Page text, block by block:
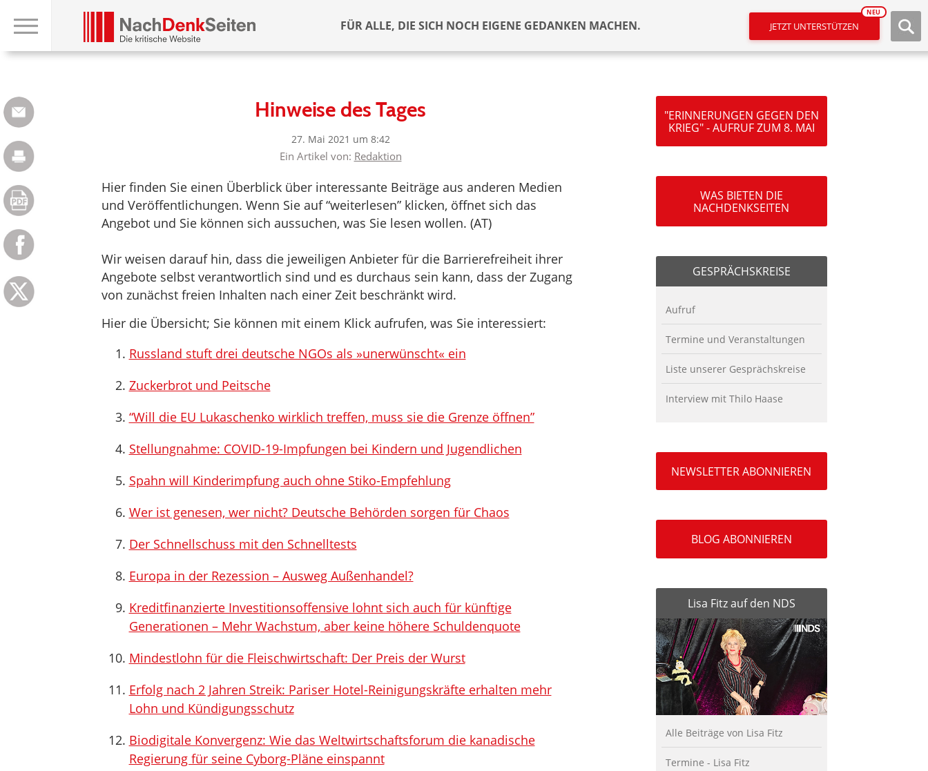
FÜR ALLE, DIE SICH NOCH EIGENE GEDANKEN MACHEN. JETZT UNTERSTÜTZEN
NEU
Hinweise des Tages
27. Mai 2021 um 8:42
Ein Artikel von: Redaktion
Hier finden Sie einen Überblick über interessante Beiträge aus anderen Medien
und Veröffentlichungen. Wenn Sie auf “weiterlesen” klicken, öffnet sich das
Angebot und Sie können sich aussuchen, was Sie lesen wollen. (AT)
Wir weisen darauf hin, dass die jeweiligen Anbieter für die Barrierefreiheit ihrer
Angebote selbst verantwortlich sind und es durchaus sein kann, dass der Zugang
von zunächst freien Inhalten nach einer Zeit beschränkt wird.
Hier die Übersicht; Sie können mit einem Klick aufrufen, was Sie interessiert:
Russland stuft drei deutsche NGOs als »unerwünscht« ein
Zuckerbrot und Peitsche
“Will die EU Lukaschenko wirklich treffen, muss sie die Grenze öffnen”
Stellungnahme: COVID-19-Impfungen bei Kindern und Jugendlichen
Spahn will Kinderimpfung auch ohne Stiko-Empfehlung
Wer ist genesen, wer nicht? Deutsche Behörden sorgen für Chaos
Der Schnellschuss mit den Schnelltests
Europa in der Rezession – Ausweg Außenhandel?
Kreditfinanzierte Investitionsoffensive lohnt sich auch für künftige
Generationen – Mehr Wachstum, aber keine höhere Schuldenquote
Mindestlohn für die Fleischwirtschaft: Der Preis der Wurst
Erfolg nach 2 Jahren Streik: Pariser Hotel-Reinigungskräfte erhalten mehr
Lohn und Kündigungsschutz
Biodigitale Konvergenz: Wie das Weltwirtschaftsforum die kanadische
Regierung für seine Cyborg-Pläne einspannt
"ERINNERUNGEN GEGEN DEN
KRIEG" - AUFRUF ZUM 8. MAI
WAS BIETEN DIE
NACHDENKSEITEN
GESPRÄCHSKREISE
Aufruf
Termine und Veranstaltungen
Liste unserer Gesprächskreise
Interview mit Thilo Haase
NEWSLETTER ABONNIEREN
BLOG ABONNIEREN
Lisa Fitz auf den NDS
Alle Beiträge von Lisa Fitz
Termine - Lisa Fitz